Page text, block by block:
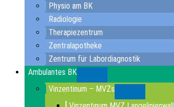
Physio am BK
Radiologie
Therapiezentrum
Zentralapotheke
Zentrum für Labordiagnostik
Ambulantes BK
Vinzentinum – MVZs